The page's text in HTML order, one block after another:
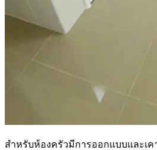
สำหรับห้องครัวมีการออกแบบและเ